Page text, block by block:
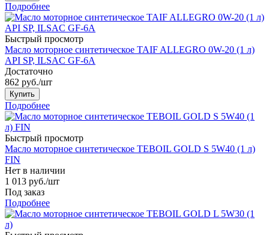
Подробнее
Быстрый просмотр
Масло моторное синтетическое TAIF ALLEGRO 0W-20 (1 л)
API SP, ILSAC GF-6А
Достаточно
862 руб./шт
Купить
Подробнее
Быстрый просмотр
Масло моторное синтетическое TEBOIL GOLD S 5W40 (1 л)
FIN
Нет в наличии
1 013 руб./шт
Под заказ
Подробнее